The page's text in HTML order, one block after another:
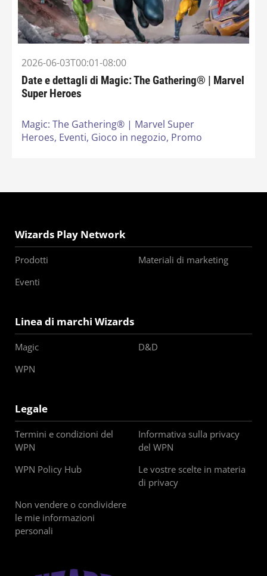
2026-06-03T00:01-08:00
Date e dettagli di Magic: The Gathering® | Marvel
Super Heroes
Magic: The Gathering® | Marvel Super
Heroes, Eventi, Gioco in negozio, Promo
Wizards Play Network
Prodotti
Materiali di marketing
Eventi
Linea di marchi Wizards
Magic
D&D
WPN
Legale
Termini e condizioni del
WPN
Informativa sulla privacy
del WPN
WPN Policy Hub
Le vostre scelte in materia
di privacy
Non vendere o condividere
le mie informazioni
personali